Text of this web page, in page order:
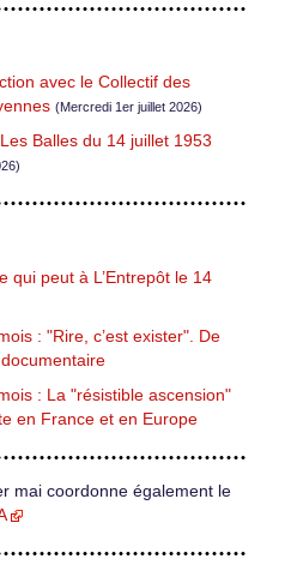
avec le Collectif des
(Mercredi 1er juillet 2026)
Balles du 14 juillet 1953
qui peut à L’Entrepôt le 14
: "Rire, c’est exister". De
documentaire
: La "résistible ascension"
en France et en Europe
mai coordonne également le